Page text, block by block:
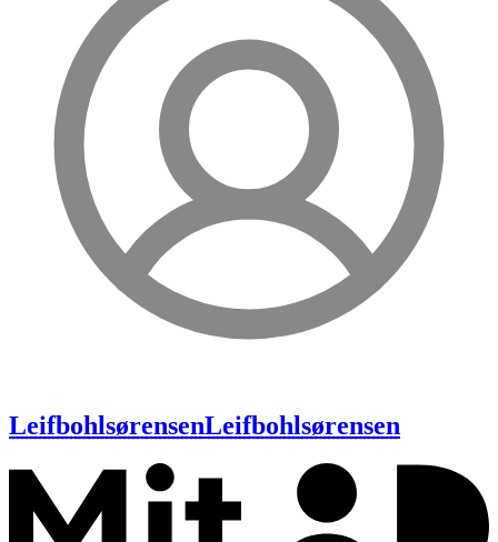
LeifbohlsørensenLeifbohlsørensen